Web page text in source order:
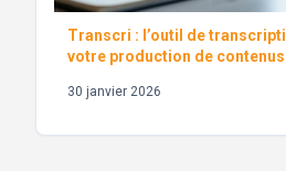
Transcri : l’outil de
votre production de contenus
30 janvier 2026